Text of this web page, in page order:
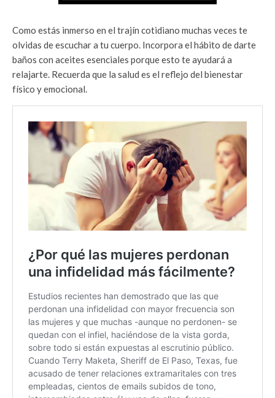
Como estás inmerso en el trajín cotidiano muchas veces te
olvidas de escuchar a tu cuerpo. Incorpora el hábito de darte
baños con aceites esenciales porque esto te ayudará a
relajarte. Recuerda que la salud es el reflejo del bienestar
físico y emocional.